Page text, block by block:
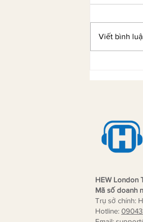
Viết bình
HEW London
Mã số doanh
Trụ sở chính:
Hotline: